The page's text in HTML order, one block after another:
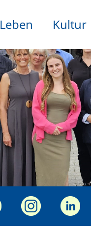
Leben Kultur